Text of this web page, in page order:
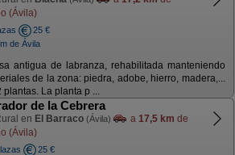
(Ávila)
25 €
de Ávila
antigua de labranza, rehabilitada manteniendo
de la zona: piedra, adobe, hierro, madera,...
plantas. La planta p ...
de la Cebrera
en El Barraco (Ávila) a 17,5 km de
(Ávila)
25 €